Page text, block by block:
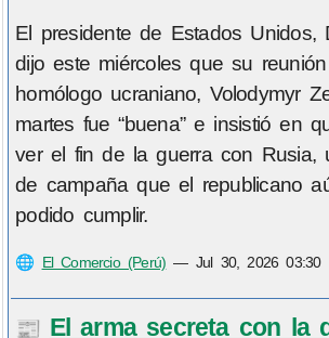
El presidente de Estados Unidos,
dijo este miércoles que su
homólogo ucraniano, Volodymyr
martes fue “buena” e insistió en
ver el fin de la guerra con Rusia,
de campaña que el republicano
podido cumplir.
🌐 El Comercio (Perú) — Jul 30, 2026 03:30
📰 El arma secreta con la